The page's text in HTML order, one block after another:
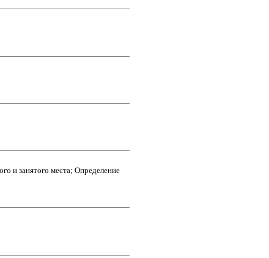
и занятого места; Определение